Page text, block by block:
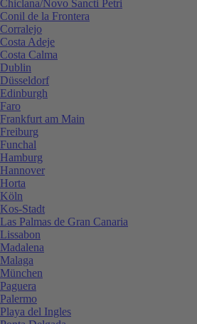
Chiclana/Novo Sancti Petri
Conil de la Frontera
Corralejo
Costa Adeje
Costa Calma
Dublin
Düsseldorf
Edinburgh
Faro
Frankfurt am Main
Freiburg
Funchal
Hamburg
Hannover
Horta
Köln
Kos-Stadt
Las Palmas de Gran Canaria
Lissabon
Madalena
Malaga
München
Paguera
Palermo
Playa del Ingles